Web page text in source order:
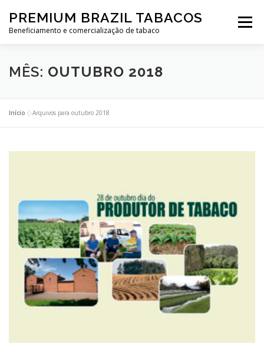
PREMIUM BRAZIL TABACOS
Beneficiamento e comercialização de tabaco
Menu
QUEM SOMOS POLÍTICA PUBLICAÇÕES
CONTATO
MÊS: OUTUBRO 2018
Início »Arquivos para outubro 2018